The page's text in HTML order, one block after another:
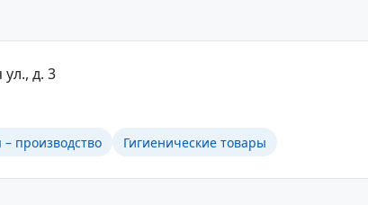
ул., д. 3
производство Гигиенические товары